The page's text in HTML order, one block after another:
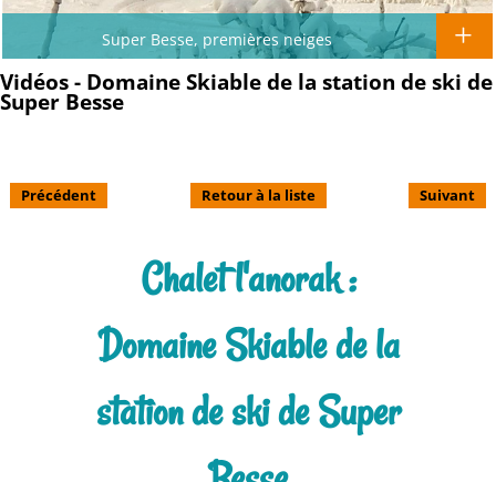
Super Besse, premières neiges
Vidéos - Domaine Skiable de la station de ski de
Super Besse
Précédent Retour à la liste Suivant
Chalet l'anorak :
Domaine Skiable de la
station de ski de Super